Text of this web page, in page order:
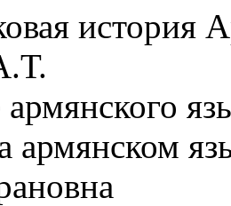
история
армянском